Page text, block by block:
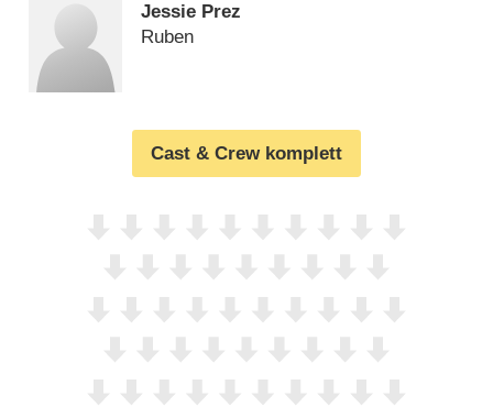
Jessie Prez
Ruben
Cast & Crew komplett